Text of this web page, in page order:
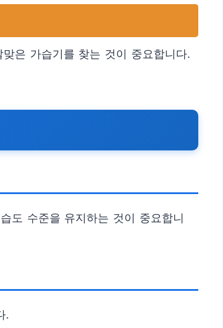
은 가습기를 찾는 것이 중요합니다.
도 수준을 유지하는 것이 중요합니
.